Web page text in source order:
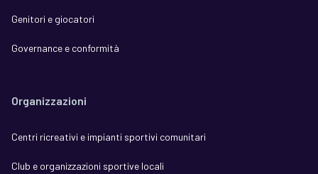
Genitori e giocatori
Governance e conformità
Organizzazioni
Centri ricreativi e impianti sportivi comunitari
Club e organizzazioni sportive locali